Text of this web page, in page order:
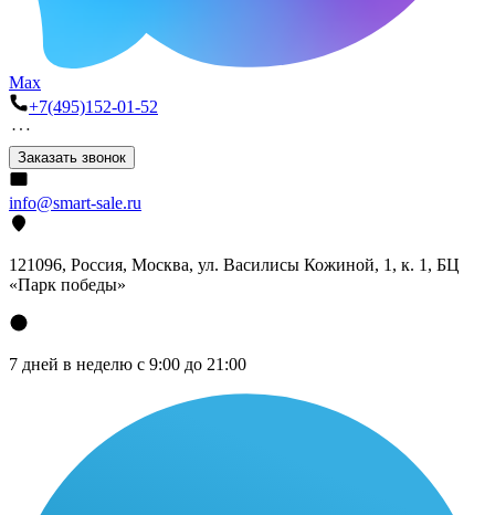
Max
+7(495)152-01-52
Заказать звонок
info@smart-sale.ru
121096, Россия, Москва, ул. Василисы Кожиной, 1, к. 1, БЦ
«Парк победы»
7 дней в неделю с 9:00 до 21:00